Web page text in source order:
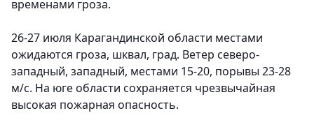
временами гроза.
26-27 июля Карагандинской области местами
ожидаются гроза, шквал, град. Ветер северо-
западный, западный, местами 15-20, порывы 23-28
м/с. На юге области сохраняется чрезвычайная
высокая пожарная опасность.